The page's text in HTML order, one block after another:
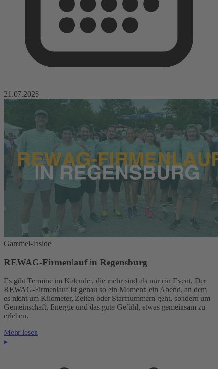
21.07.2026
Gammel-Inside
REWAG-Firmenlauf in Regensburg
Es gibt Termine im Kalender, die mehr sind als nur ein Event. Der
REWAG-Firmenlauf ist genau so ein Moment: ein Abend, an dem
es nicht um Kilometer, Zeiten oder Startnummern geht, sondern um
Gemeinschaft, Energie und das gute Gefühl, etwas gemeinsam zu
erleben.
Mehr lesen
▸